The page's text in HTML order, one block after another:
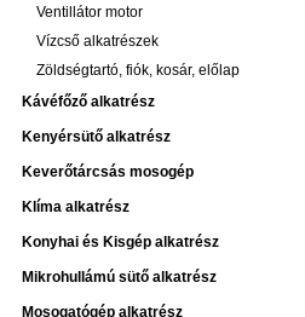
Ventillátor motor
Vízcső alkatrészek
Zöldségtartó, fiók, kosár, előlap
Kávéfőző alkatrész
Kenyérsütő alkatrész
Keverőtárcsás mosogép
Klíma alkatrész
Konyhai és Kisgép alkatrész
Mikrohullámú sütő alkatrész
Mosogatógép alkatrész